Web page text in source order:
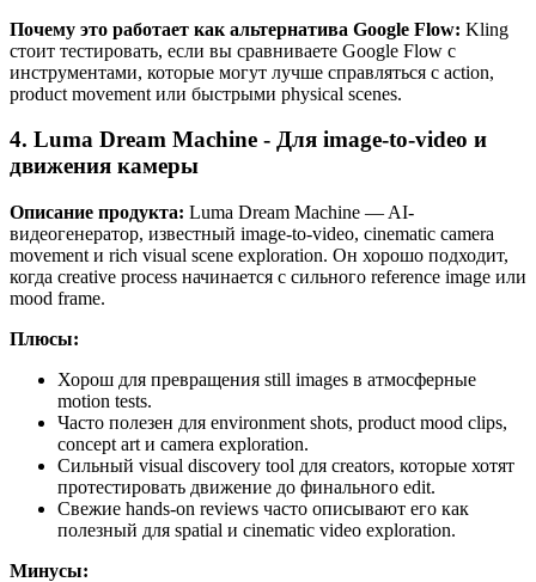
Почему это работает как альтернатива Google Flow: Kling
стоит тестировать, если вы сравниваете Google Flow с
инструментами, которые могут лучше справляться с action,
product movement или быстрыми physical scenes.
4. Luma Dream Machine - Для image-to-video и
движения камеры
Описание продукта: Luma Dream Machine — AI-
видеогенератор, известный image-to-video, cinematic camera
movement и rich visual scene exploration. Он хорошо подходит,
когда creative process начинается с сильного reference image или
mood frame.
Плюсы:
Хорош для превращения still images в атмосферные
motion tests.
Часто полезен для environment shots, product mood clips,
concept art и camera exploration.
Сильный visual discovery tool для creators, которые хотят
протестировать движение до финального edit.
Свежие hands-on reviews часто описывают его как
полезный для spatial и cinematic video exploration.
Минусы: